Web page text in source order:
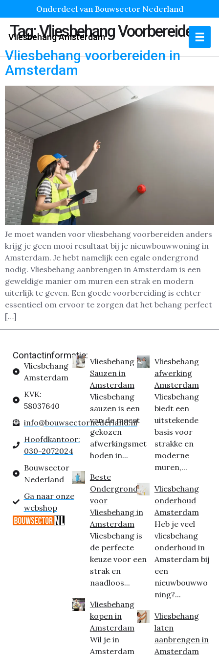
Onderdeel van Bouwsector Nederland
Vliesbehang Amsterdam
Tag:Vliesbehang Voorbereiden
Vliesbehang voorbereiden in
Amsterdam
Je moet wanden voor vliesbehang voorbereiden anders
krijg je geen mooi resultaat bij je nieuwbouwwoning in
Amsterdam. Je hebt namelijk een egale ondergrond
nodig. Vliesbehang aanbrengen in Amsterdam is een
geweldige manier om muren een strak en modern
uiterlijk te geven. Een goede voorbereiding is echter
essentieel om ervoor te zorgen dat het behang perfect
[…]
Contactinformatie:
Vliesbehang
Amsterdam
KVK:
58037640
info@bouwsectornederland.nl
Hoofdkantoor:
030-2072024
Bouwsector
Nederland
Ga naar onze
webshop
Vliesbehang
Sauzen in
Amsterdam
Vliesbehang
sauzen is een
van de meest
gekozen
afwerkingsmet
hoden in...
Beste
Ondergrond
voor
Vliesbehang in
Amsterdam
Vliesbehang is
de perfecte
keuze voor een
strak en
naadloos...
Vliesbehang
kopen in
Amsterdam
Wil je in
Amsterdam
Vliesbehang
afwerking
Amsterdam
Vliesbehang
biedt een
uitstekende
basis voor
strakke en
moderne
muren,...
Vliesbehang
onderhoud
Amsterdam
Heb je veel
vliesbehang
onderhoud in
Amsterdam bij
een
nieuwbouwwo
ning?...
Vliesbehang
laten
aanbrengen in
Amsterdam